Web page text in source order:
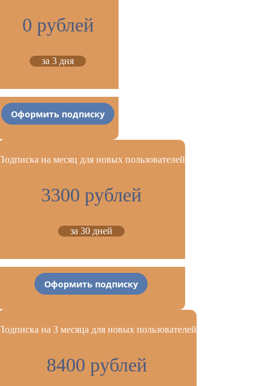
0 рублей
за 3 дня
Оформить подписку
на месяц для новых пользователей
3300 рублей
за 30 дней
Оформить подписку
на 3 месяца для новых пользователей
8400 рублей